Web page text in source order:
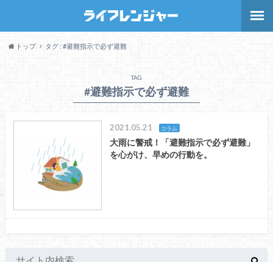
トップ タグ : #避難指示で必ず避難
TAG
#避難指示で必ず避難
2021.05.21 コラム
大雨に警戒！「避難指示で必ず避難」
を心がけ、早めの行動を。